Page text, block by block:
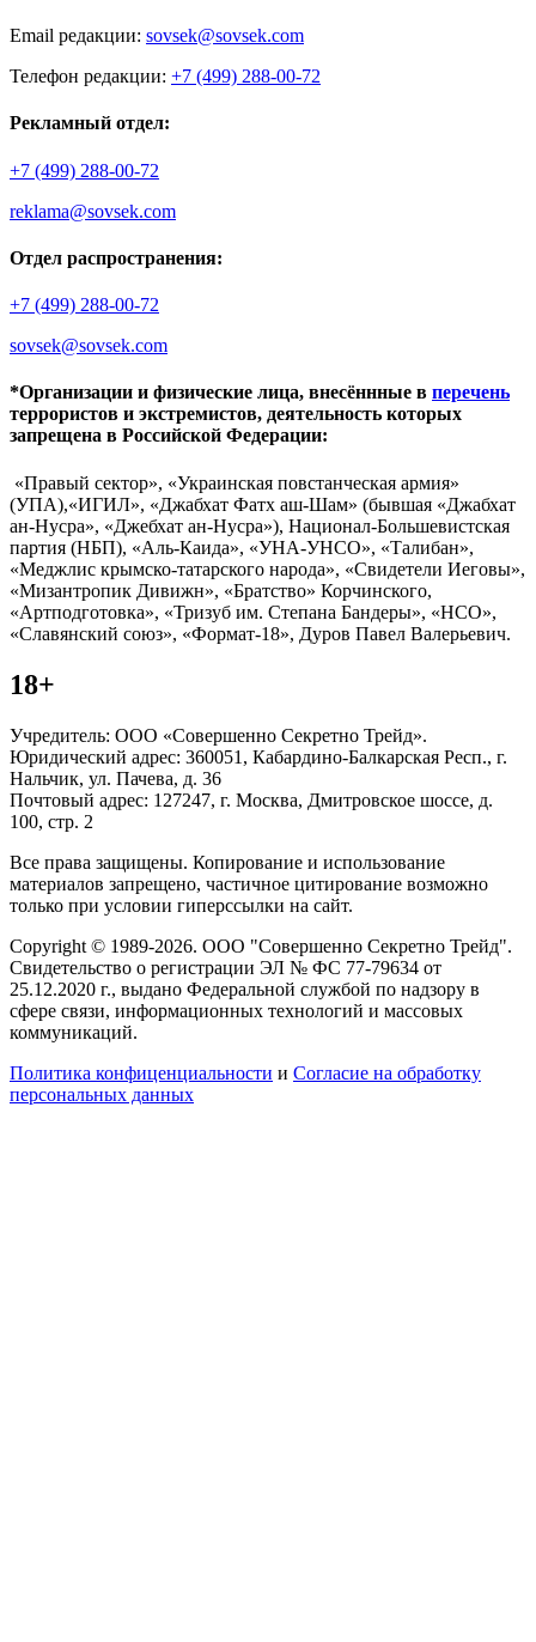
Email редакции: sovsek@sovsek.com
Телефон редакции: +7 (499) 288-00-72
Рекламный отдел:
+7 (499) 288-00-72
reklama@sovsek.com
Отдел распространения:
+7 (499) 288-00-72
sovsek@sovsek.com
*Организации и физические лица, внесённные в перечень
террористов и экстремистов, деятельность которых
запрещена в Российской Федерации:
«Правый сектор», «Украинская повстанческая армия»
(УПА),«ИГИЛ», «Джабхат Фатх аш-Шам» (бывшая «Джабхат
ан-Нусра», «Джебхат ан-Нусра»), Национал-Большевистская
партия (НБП), «Аль-Каида», «УНА-УНСО», «Талибан»,
«Меджлис крымско-татарского народа», «Свидетели Иеговы»,
«Мизантропик Дивижн», «Братство» Корчинского,
«Артподготовка», «Тризуб им. Степана Бандеры», «НСО»,
«Славянский союз», «Формат-18», Дуров Павел Валерьевич.
18+
Учредитель: ООО «Совершенно Секретно Трейд».
Юридический адрес: 360051, Кабардино-Балкарская Респ., г.
Нальчик, ул. Пачева, д. 36
Почтовый адрес: 127247, г. Москва, Дмитровское шоссе, д.
100, стр. 2
Все права защищены. Копирование и использование
материалов запрещено, частичное цитирование возможно
только при условии гиперссылки на сайт.
Copyright © 1989-2026. ООО "Совершенно Секретно Трейд".
Свидетельство о регистрации ЭЛ № ФС 77-79634 от
25.12.2020 г., выдано Федеральной службой по надзору в
сфере связи, информационных технологий и массовых
коммуникаций.
Политика конфиценциальности и Согласие на обработку
персональных данных